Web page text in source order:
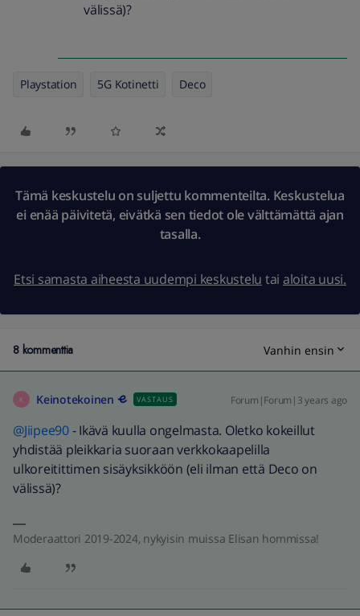
välissä)?
Playstation 5G Kotinetti Deco
Tämä keskustelu on suljettu kommenteilta. Keskustelua
ei enää päivitetä, eivätkä sen tiedot ole välttämättä ajan
tasalla.
Etsi samasta aiheesta uudempi keskustelu tai aloita uusi.
8 kommenttia Vanhin ensin
K Keinotekoinen VASTAUS Forum|Forum|3 years ago
@Jiipee90- Ikävä kuulla ongelmasta. Oletko kokeillut
yhdistää pleikkaria suoraan verkkokaapelilla
ulkoreitittimen sisäyksikköön (eli ilman että Deco on
välissä)?
Moderaattori 2019-2024, nykyisin muissa Elisan hommissa!